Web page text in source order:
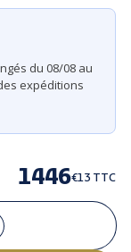
du 08/08 au
expéditions
1446€13 TTC